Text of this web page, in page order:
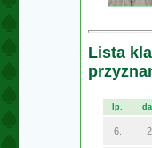
Lista
lp.
6.